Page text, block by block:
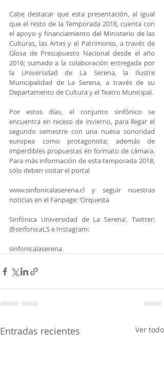
Cabe destacar que esta presentación, al igual
que el resto de la Temporada 2018, cuenta con
el apoyo y financiamiento del Ministerio de las
Culturas, las Artes y el Patrimonio, a través de
Glosa de Presupuesto Nacional desde el año
2016; sumado a la colaboración entregada por
la Universidad de La Serena, la Ilustre
Municipalidad de La Serena, a través de su
Departamento de Cultura y el Teatro Municipal.
Por estos días, el conjunto sinfónico se
encuentra en receso de invierno, para llegar el
segundo semestre con una nueva sonoridad
europea como protagonista; además de
imperdibles propuestas en formato de cámara.
Para más información de esta temporada 2018,
sólo deben visitar el portal
www.sinfonicalaserena.cl y seguir nuestras
noticias en el Fanpage: ‘Orquesta
Sinfónica Universidad de La Serena’, Twitter:
@sinfonicaLS e Instagram:
sinfonicalaserena.
Entradas recientes Ver todo